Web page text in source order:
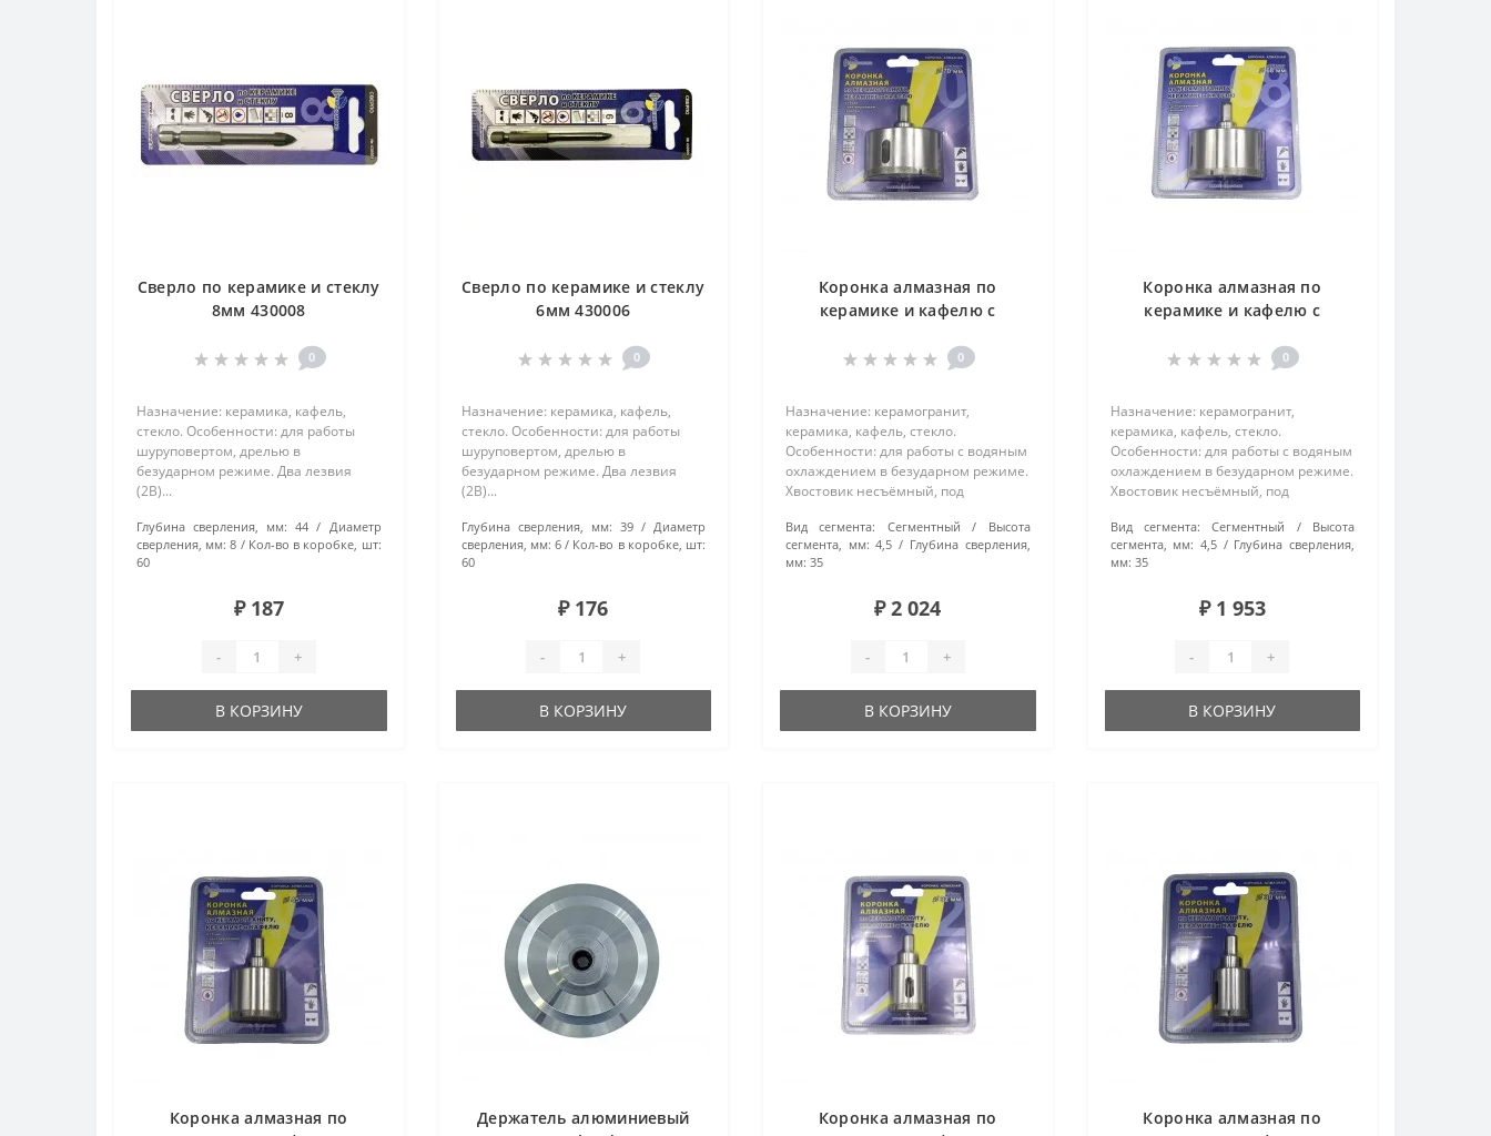
Сверло по керамике и стеклу
8мм 430008
0
Назначение: керамика, кафель,
стекло. Особенности: для работы
шуруповертом, дрелью в
безударном режиме. Два лезвия
(2B)...
Глубина сверления, мм: 44
Диаметр
сверления, мм: 8
Кол-во в коробке, шт:
60
₽ 187
- +
В КОРЗИНУ
Сверло по керамике и стеклу
6мм 430006
0
Назначение: керамика, кафель,
стекло. Особенности: для работы
шуруповертом, дрелью в
безударном режиме. Два лезвия
(2B)...
Глубина сверления, мм: 39
Диаметр
сверления, мм: 6
Кол-во в коробке, шт:
60
₽ 176
- +
В КОРЗИНУ
Коронка алмазная по
керамике и кафелю с
70мм 4000700
Назначение: керамогранит,
керамика, кафель, стекло.
Особенности: для работы с водяным
охлаждением в безударном режиме.
Хвостовик несъёмный, под
производства: вакуумная пайка..
Вид сегмента: Сегментный
Высота
сегмента, мм: 4,5
Глубина сверления,
мм: 35
₽ 2 024
- +
В КОРЗИНУ
Коронка алмазная по
керамике и кафелю с
68мм 4000680
Назначение: керамогранит,
керамика, кафель, стекло.
Особенности: для работы с водяным
охлаждением в безударном режиме.
Хвостовик несъёмный, под
производства: вакуумная пайка..
Вид сегмента: Сегментный
Высота
сегмента, мм: 4,5
Глубина сверления,
мм: 35
₽ 1 953
- +
В КОРЗИНУ
Коронка алмазная по
Держатель алюминиевый
Коронка алмазная по
Коронка алмазная по